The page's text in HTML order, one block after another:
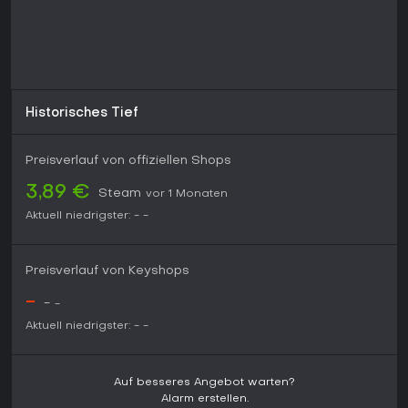
Historisches Tief
Preisverlauf von offiziellen Shops
3,89 € Steam vor 1 Monaten
Aktuell niedrigster: - -
Preisverlauf von Keyshops
- - -
Aktuell niedrigster: - -
Auf besseres Angebot warten?
Alarm erstellen.